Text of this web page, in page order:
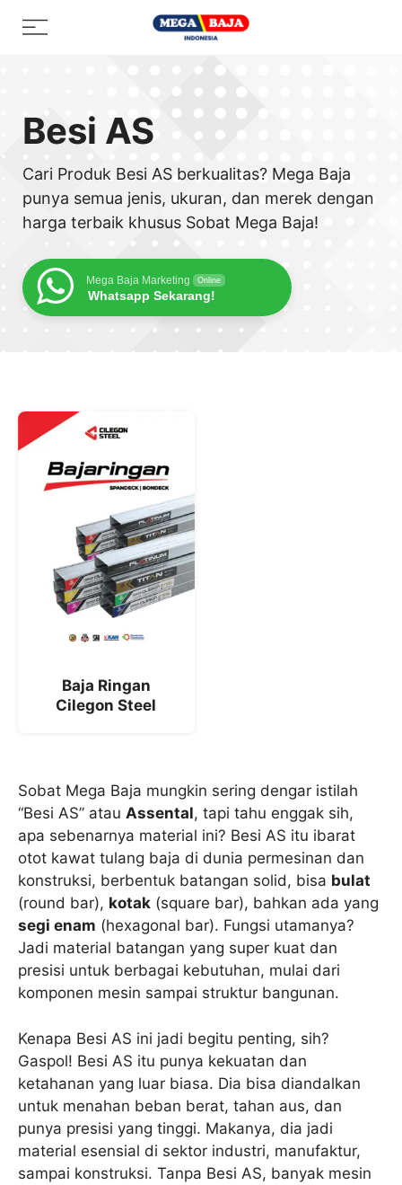
Menu
Besi AS
Cari Produk Besi AS berkualitas? Mega Baja
punya semua jenis, ukuran, dan merek dengan
harga terbaik khusus Sobat Mega Baja!
Mega Baja Marketing Online
Whatsapp Sekarang!
Baja Ringan
Cilegon Steel
Sobat Mega Baja mungkin sering dengar istilah
“Besi AS” atau Assental, tapi tahu enggak sih,
apa sebenarnya material ini? Besi AS itu ibarat
otot kawat tulang baja di dunia permesinan dan
konstruksi, berbentuk batangan solid, bisa bulat
(round bar), kotak (square bar), bahkan ada yang
segi enam (hexagonal bar). Fungsi utamanya?
Jadi material batangan yang super kuat dan
presisi untuk berbagai kebutuhan, mulai dari
komponen mesin sampai struktur bangunan.
Kenapa Besi AS ini jadi begitu penting, sih?
Gaspol! Besi AS itu punya kekuatan dan
ketahanan yang luar biasa. Dia bisa diandalkan
untuk menahan beban berat, tahan aus, dan
punya presisi yang tinggi. Makanya, dia jadi
material esensial di sektor industri, manufaktur,
sampai konstruksi. Tanpa Besi AS, banyak mesin